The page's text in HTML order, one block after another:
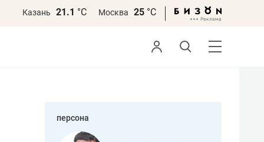
Казань 21.1 °С Москва 25 °С
персона